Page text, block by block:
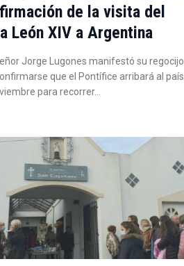
de la visita del
León XIV a Argentina
Jorge Lugones manifestó su regocijo
que el Pontífice arribará al país
para recorrer…